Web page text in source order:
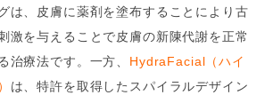
は、皮膚に薬剤を塗布することにより古
激を与えることで皮膚の新陳代謝を正常
治療法です。一方、 HydraFacial（ハイ
は、特許を取得したスパイラルデザイン